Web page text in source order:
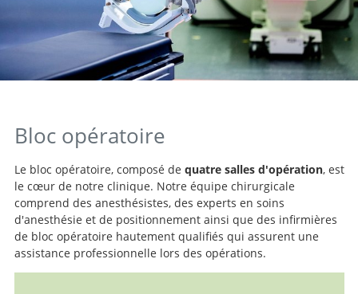
Bloc opératoire
Le bloc opératoire, composé de quatre salles d'opération, est
le cœur de notre clinique. Notre équipe chirurgicale
comprend des anesthésistes, des experts en soins
d'anesthésie et de positionnement ainsi que des infirmières
de bloc opératoire hautement qualifiés qui assurent une
assistance professionnelle lors des opérations.